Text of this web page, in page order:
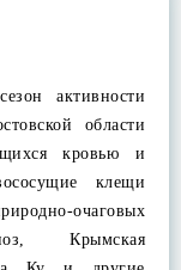
активности
области
кровью и
клещи
очаговых
Крымская